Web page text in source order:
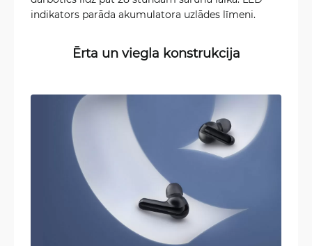
indikators parāda akumulatora uzlādes līmeni.
Ērta un viegla konstrukcija